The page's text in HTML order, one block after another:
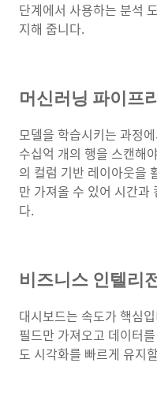
단계에서 사용하는 분석
지해 줍니다.
머신러닝 파이프
모델을 학습시키는 과정
수십억 개의 행을 스캔해
의 컬럼 기반 레이아웃을
만 가져올 수 있어 시간과
다.
비즈니스 인텔리
대시보드는 속도가 핵심
필드만 가져오고 데이터
도 시각화를 빠르게 유지